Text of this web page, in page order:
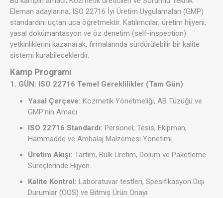
Eleman adaylarına, ISO 22716 İyi Üretim Uygulamaları (GMP)
standardını uçtan uca öğretmektir. Katılımcılar; üretim hijyeni,
yasal dokümantasyon ve öz denetim (self-inspection)
yetkinliklerini kazanarak, firmalarında sürdürülebilir bir kalite
sistemi kurabileceklerdir.
Kamp Programı
1. GÜN: ISO 22716 Temel Gereklilikler (Tam Gün)
Yasal Çerçeve: Kozmetik Yönetmeliği, AB Tüzüğü ve
GMP'nin Amacı.
ISO 22716 Standardı: Personel, Tesis, Ekipman,
Hammadde ve Ambalaj Malzemesi Yönetimi.
Üretim Akışı: Tartım, Bulk Üretim, Dolum ve Paketleme
Süreçlerinde Hijyen.
Kalite Kontrol: Laboratuvar testleri, Spesifikasyon Dışı
Durumlar (OOS) ve Bitmiş Ürün Onayı.